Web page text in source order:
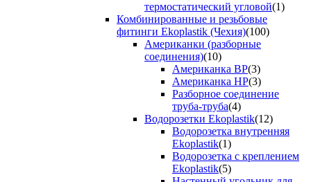
термостатический угловой(1)
Комбинированные и резьбовые
фитинги Ekoplastik (Чехия)(100)
Американки (разборные
соединения)(10)
Американка ВР(3)
Американка НР(3)
Разборное соединение
труба-труба(4)
Водорозетки Ekoplastik(12)
Водорозетка внутренняя
Ekoplastik(1)
Водорозетка с креплением
Ekoplastik(5)